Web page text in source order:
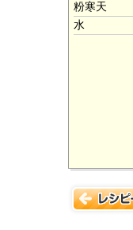
粉寒天
水